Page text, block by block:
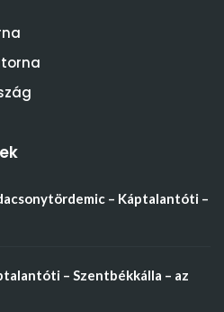
– Káptalantóti –
– Szentbékkálla – az